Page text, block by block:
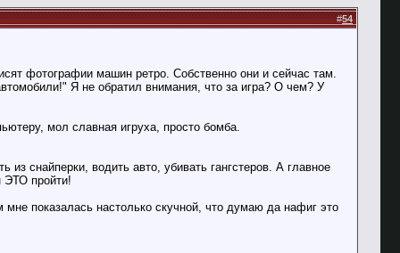
#54
фотографии машин ретро. Собственно они и сейчас там.
Я не обратил внимания, что за игра? О чем? У
мол славная игруха, просто бомба.
снайперки, водить авто, убивать гангстеров. А главное
ЭТО пройти!
показалась настолько скучной, что думаю да нафиг это